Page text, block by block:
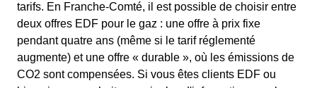
tarifs. En Franche-Comté, il est possible de choisir entre
deux offres EDF pour le gaz : une offre à prix fixe
pendant quatre ans (même si le tarif réglementé
augmente) et une offre « durable », où les émissions de
CO2 sont compensées. Si vous êtes clients EDF ou